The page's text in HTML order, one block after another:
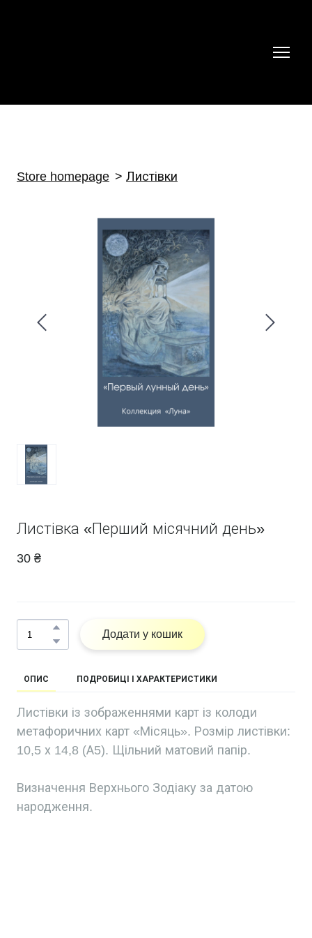
Store homepage Листівки
Листівка «Перший місячний день»
30 ₴
Додати у кошик
ОПИС ПОДРОБИЦІ І ХАРАКТЕРИСТИКИ
Листівки із зображеннями карт із колоди
метафоричних карт «Місяць». Розмір листівки:
10,5 х 14,8 (А5). Щільний матовий папір.
Визначення Верхнього Зодіаку за датою
народження.